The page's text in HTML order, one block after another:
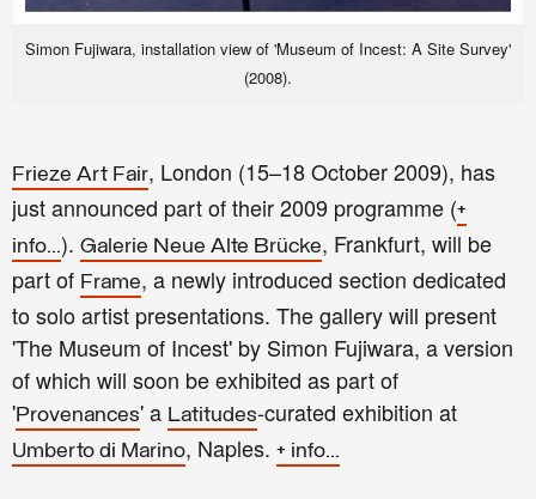
Simon Fujiwara, installation view of 'Museum of Incest: A Site Survey'
(2008).
Frieze Art Fair, London (15–18 October 2009), has
just announced part of their 2009 programme (+
info...). Galerie Neue Alte Brücke, Frankfurt, will be
part of Frame, a newly introduced section dedicated
to solo artist presentations. The gallery will present
'The Museum of Incest' by Simon Fujiwara, a version
of which will soon be exhibited as part of
'Provenances' a Latitudes-curated exhibition at
Umberto di Marino, Naples. + info...